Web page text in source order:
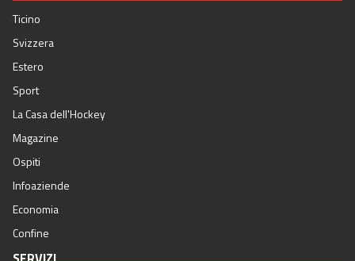
Ticino
Svizzera
Estero
Sport
La Casa dell'Hockey
Magazine
Ospiti
Infoaziende
Economia
Confine